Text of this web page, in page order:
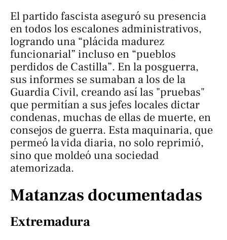
El partido fascista aseguró su presencia
en todos los escalones administrativos,
logrando una “plácida madurez
funcionarial” incluso en “pueblos
perdidos de Castilla”. En la posguerra,
sus informes se sumaban a los de la
Guardia Civil, creando así las "pruebas"
que permitían a sus jefes locales dictar
condenas, muchas de ellas de muerte, en
consejos de guerra. Esta maquinaria, que
permeó la vida diaria, no solo reprimió,
sino que moldeó una sociedad
atemorizada.
Matanzas documentadas
Extremadura